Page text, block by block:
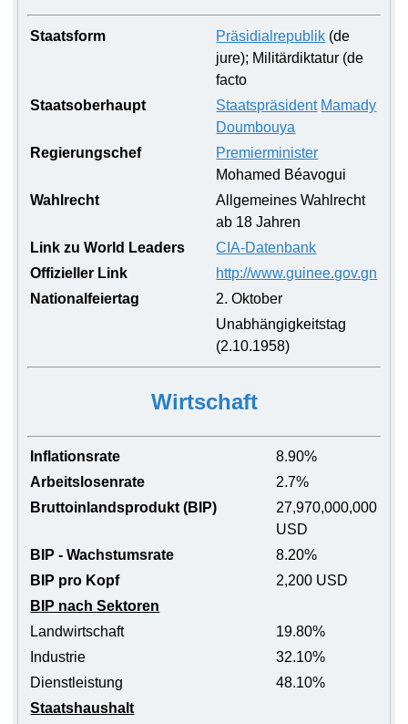
Staatsform Präsidialrepublik (de
jure); Militärdiktatur (de
facto
Staatsoberhaupt
Staatspräsident Mamady
Doumbouya
Regierungschef
Premierminister
Mohamed Béavogui
Wahlrecht
Allgemeines Wahlrecht
ab 18 Jahren
Link zu World Leaders
CIA-Datenbank
Offizieller Link
http://www.guinee.gov.gn
Nationalfeiertag
2. Oktober
Unabhängigkeitstag
(2.10.1958)
Wirtschaft
Inflationsrate
8.90%
Arbeitslosenrate
2.7%
Bruttoinlandsprodukt (BIP)
27,970,000,000
USD
BIP - Wachstumsrate
8.20%
BIP pro Kopf
2,200 USD
BIP nach Sektoren
Landwirtschaft
19.80%
Industrie
32.10%
Dienstleistung
48.10%
Staatshaushalt